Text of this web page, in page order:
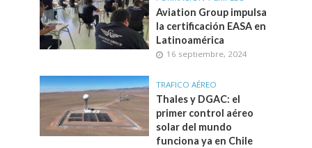
Aviation Group impulsa
la certificación EASA en
Latinoamérica
16 septiembre, 2024
TRAFICO AÉREO
Thales y DGAC: el
primer control aéreo
solar del mundo
funciona ya en Chile